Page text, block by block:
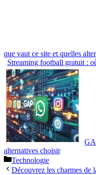
que vaut ce site et quelles
Streaming football gratuit :
alternatives choisir
Catégories
Technologie
Découvrez les charmes